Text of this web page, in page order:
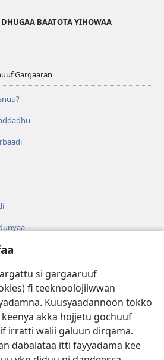
si gargaaruuf
fi teeknoolojiiwwan
Kuusyaadannoon tokko
akka hojjetu gochuuf
irratti walii galuun dirqama.
dabalataa itti fayyadama kee
BAATOTA YIHOWAA
Gargaaran